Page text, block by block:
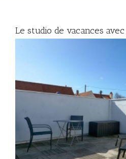
Le studio de vacances